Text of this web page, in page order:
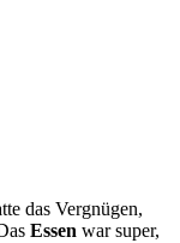
das Vergnügen,
Essen war super,